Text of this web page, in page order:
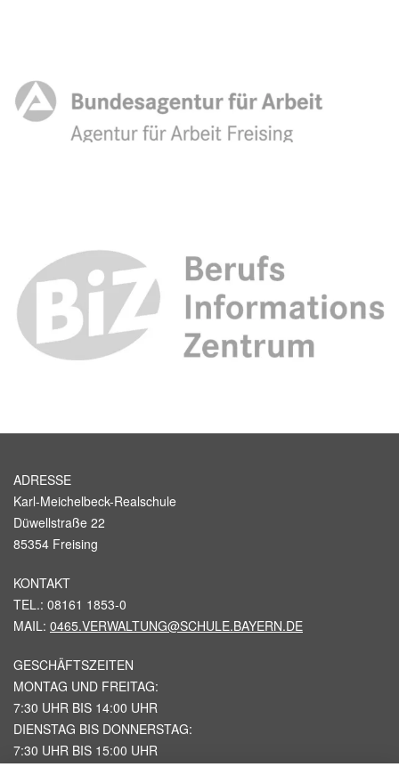
ADRESSE
Karl-Meichelbeck-Realschule
Düwellstraße 22
85354 Freising
KONTAKT
TEL.: 08161 1853-0
MAIL: 0465.VERWALTUNG@SCHULE.BAYERN.DE
GESCHÄFTSZEITEN
MONTAG UND FREITAG:
7:30 UHR BIS 14:00 UHR
DIENSTAG BIS DONNERSTAG:
7:30 UHR BIS 15:00 UHR